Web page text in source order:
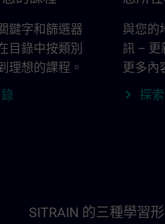
鍵字和篩選器
目錄中按類別
理想的課程。
與您的
訊 – 更
更多內
探
SITRAIN 的三種學習